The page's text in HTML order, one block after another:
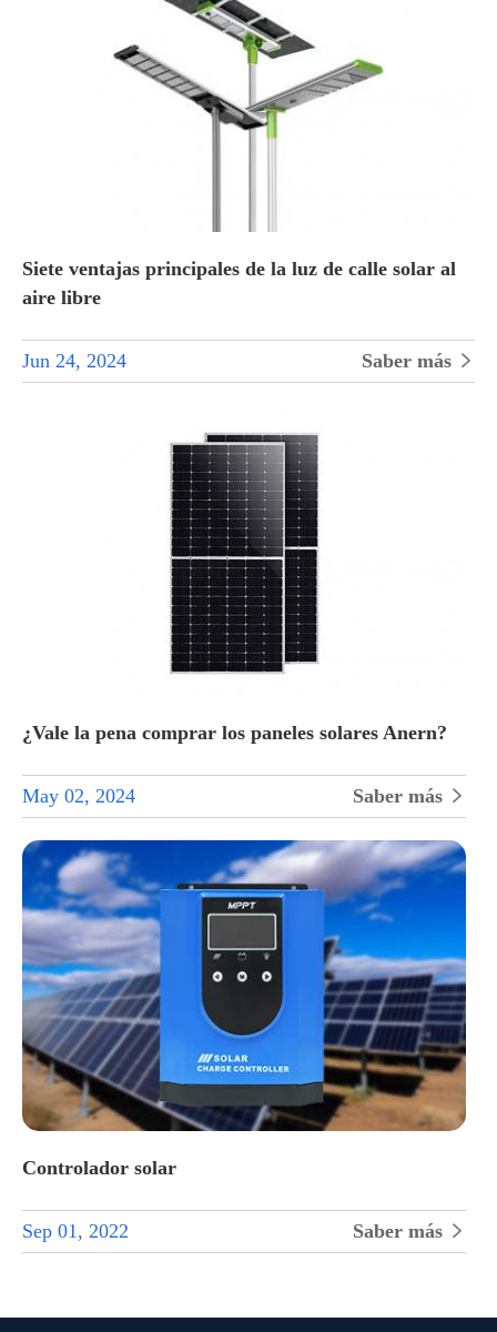
Siete ventajas principales de la luz de calle solar al
aire libre
Jun 24, 2024 Saber más 
¿Vale la pena comprar los paneles solares Anern?
May 02, 2024 Saber más 
Controlador solar
Sep 01, 2022 Saber más 